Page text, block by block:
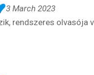
3 March 2023
rendszeres olvasója